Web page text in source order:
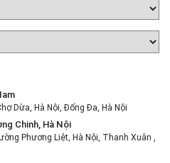
Dừa, Hà Nội, Đống Đa, Hà Nội
Chinh, Hà Nội
Phương Liệt, Hà Nội, Thanh Xuân ,